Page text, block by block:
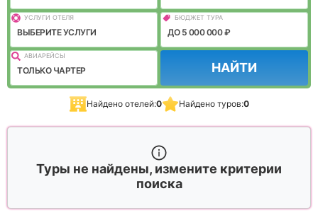
УСЛУГИ ОТЕЛЯ
ВЫБЕРИТЕ УСЛУГИ
БЮДЖЕТ ТУРА
ДО 5 000 000 ₽
АВИАРЕЙСЫ
ТОЛЬКО ЧАРТЕР НАЙТИ
Найдено отелей:0 Найдено туров:0
Туры не найдены, измените критерии
поиска